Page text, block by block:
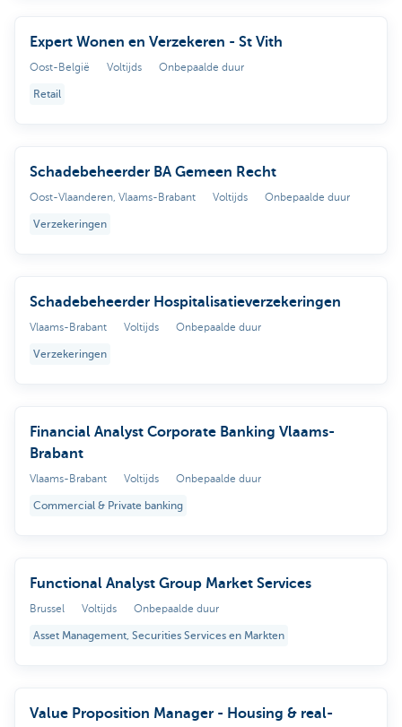
Expert Wonen en Verzekeren - St Vith
Oost-België Voltijds Onbepaalde duur
Retail
Schadebeheerder BA Gemeen Recht
Oost-Vlaanderen, Vlaams-Brabant Voltijds Onbepaalde duur
Verzekeringen
Schadebeheerder Hospitalisatieverzekeringen
Vlaams-Brabant Voltijds Onbepaalde duur
Verzekeringen
Financial Analyst Corporate Banking Vlaams-
Brabant
Vlaams-Brabant Voltijds Onbepaalde duur
Commercial & Private banking
Functional Analyst Group Market Services
Brussel Voltijds Onbepaalde duur
Asset Management, Securities Services en Markten
Value Proposition Manager - Housing & real-